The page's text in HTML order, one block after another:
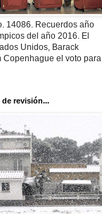
14086. Recuerdos año
del año 2016. El
Unidos, Barack
Copenhague el voto para
de revisión...